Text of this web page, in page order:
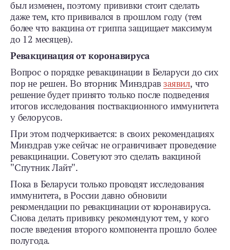
был изменен, поэтому прививки стоит сделать
даже тем, кто прививался в прошлом году (тем
более что вакцина от гриппа защищает максимум
до 12 месяцев).
Ревакцинация от коронавируса
Вопрос о порядке ревакцинации в Беларуси до сих
пор не решен. Во вторник Минздравзаявил, что
решение будет принято только после подведения
итогов исследования поствакционного иммунитета
у белорусов.
При этом подчеркивается: в своих рекомендациях
Минздрав уже сейчас не ограничивает проведение
ревакцинации. Советуют это сделать вакциной
"Спутник Лайт".
Пока в Беларуси только проводят исследования
иммунитета, в России давно обновили
рекомендации по ревакцинации от коронавируса.
Снова делать прививку рекомендуют тем, у кого
после введения второго компонента прошло более
полугода.